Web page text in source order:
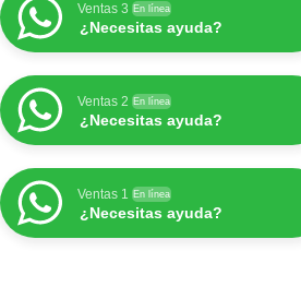
Ventas 3 En línea
¿Necesitas ayuda?
Ventas 2 En línea
¿Necesitas ayuda?
Ventas 1 En línea
¿Necesitas ayuda?